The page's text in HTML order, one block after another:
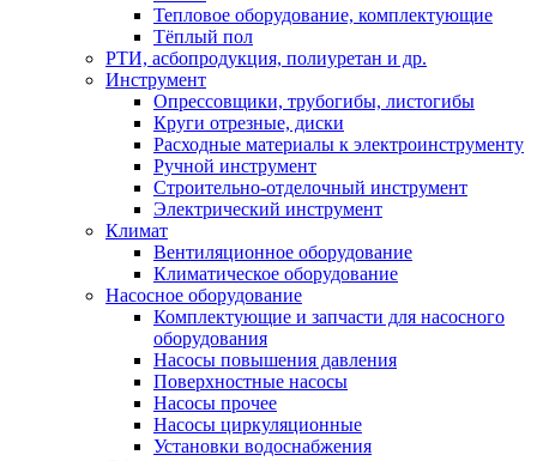
Тепловое оборудование, комплектующие
Тёплый пол
РТИ, асбопродукция, полиуретан и др.
Инструмент
Опрессовщики, трубогибы, листогибы
Круги отрезные, диски
Расходные материалы к электроинструменту
Ручной инструмент
Строительно-отделочный инструмент
Электрический инструмент
Климат
Вентиляционное оборудование
Климатическое оборудование
Насосное оборудование
Комплектующие и запчасти для насосного
оборудования
Насосы повышения давления
Поверхностные насосы
Насосы прочее
Насосы циркуляционные
Установки водоснабжения